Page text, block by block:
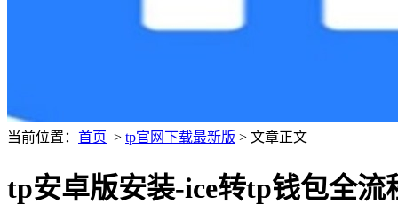
当前位置： 首页 > tp官网下载最新版 > 文章正文
tp安卓版安装-ice转tp钱包全流